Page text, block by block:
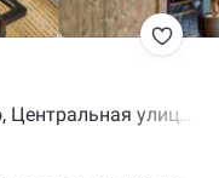
Центральная улица,